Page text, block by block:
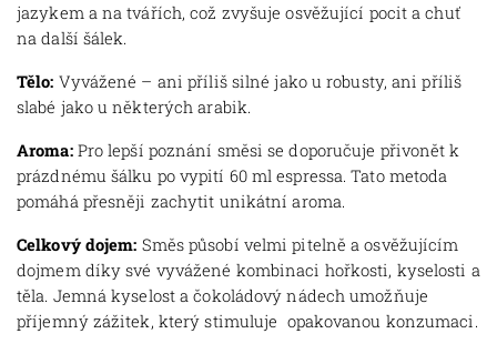
jazykem a na tvářích, což zvyšuje osvěžující pocit a chuť
na další šálek.
Tělo: Vyvážené – ani příliš silné jako u robusty, ani příliš
slabé jako u některých arabik.
Aroma: Pro lepší poznání směsi se doporučuje přivonět k
prázdnému šálku po vypití 60 ml espressa. Tato metoda
pomáhá přesněji zachytit unikátní aroma.
Celkový dojem: Směs působí velmi pitelně a osvěžujícím
dojmem díky své vyvážené kombinaci hořkosti, kyselosti a
těla. Jemná kyselost a čokoládový nádech umožňuje
příjemný zážitek, který stimuluje opakovanou konzumaci.